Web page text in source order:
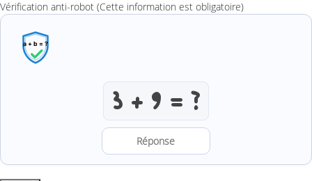
Vérification anti-robot (Cette information est obligatoire)
Résoudre l’addition anti-robot